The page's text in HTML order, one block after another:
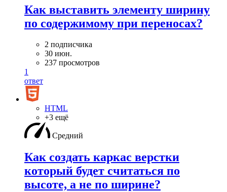
Как выставить элементу ширину
по содержимому при переносах?
2 подписчика
30 июн.
237 просмотров
1
ответ
HTML
+3 ещё
Средний
Как создать каркас верстки
который будет считаться по
высоте, а не по ширине?